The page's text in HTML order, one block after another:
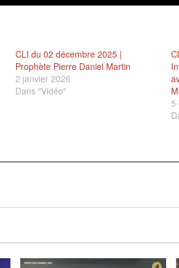
CLI du 02 décembre 2025 |
Prophète Pierre Daniel Martin
2 janvier 2026
Dans "Vidéo"
5